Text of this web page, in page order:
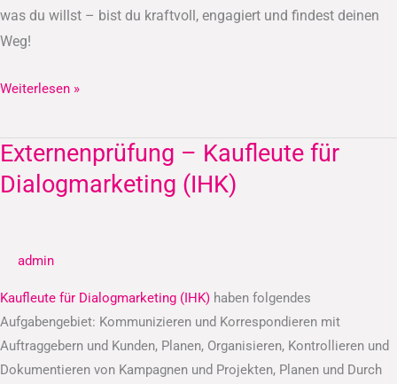
was du willst – bist du kraftvoll, engagiert und findest deinen
Weg!
Weiterlesen »
Externenprüfung – Kaufleute für
Dialogmarketing (IHK)
admin
Kaufleute für Dialogmarketing (IHK) haben folgendes
Aufgabengebiet: Kommunizieren und Korrespondieren mit
Auftraggebern und Kunden, Planen, Organisieren, Kontrollieren und
Dokumentieren von Kampagnen und Projekten, Planen und Durch
Externenprüfung
–
Kaufleute
(IHK)